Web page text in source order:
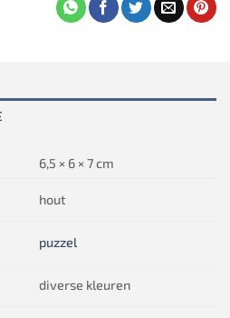
6,5 × 6 × 7 cm
hout
puzzel
diverse kleuren